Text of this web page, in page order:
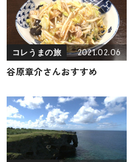
コレうまの旅 2021.02.06
谷原章介さんおすすめ